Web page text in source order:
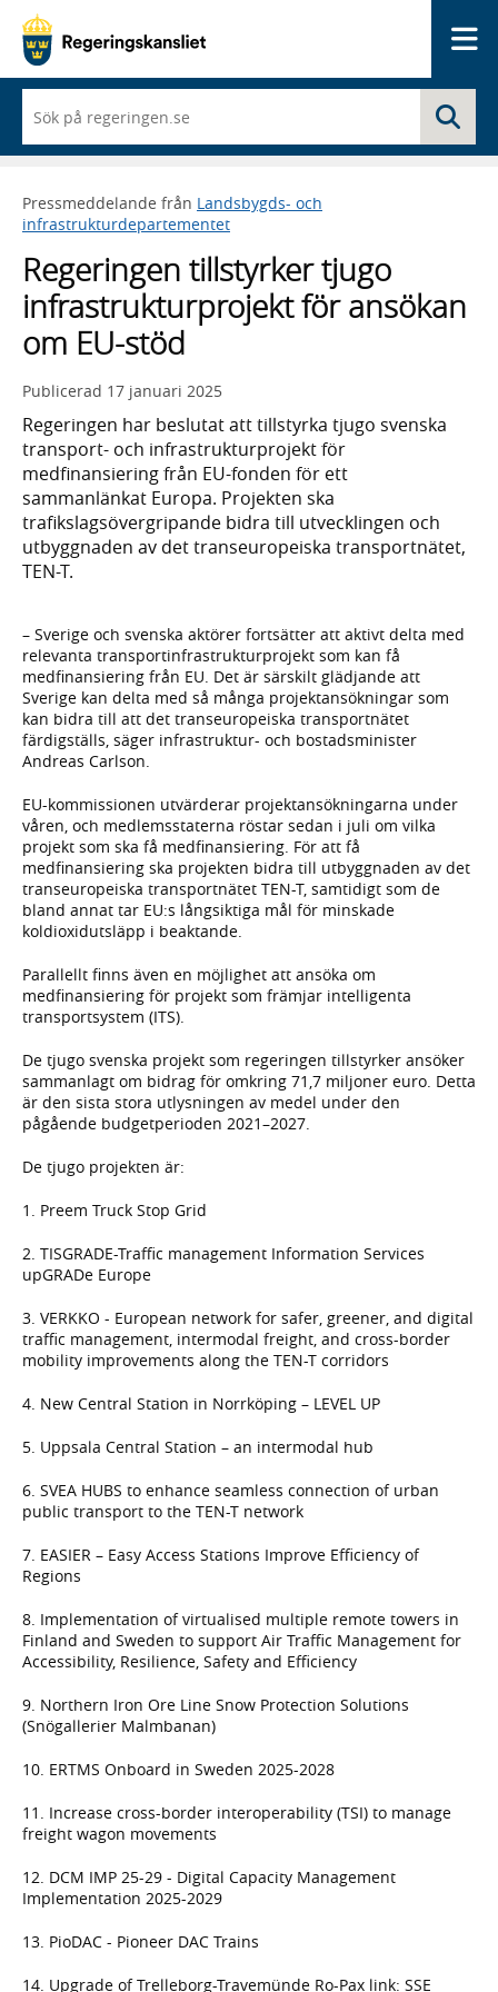
du
börjar
skriva
framträder
en
med
sökförslag
Pressmeddelande från Landsbygds- och
infrastrukturdepartementet
Regeringen tillstyrker tjugo
infrastrukturprojekt för ansökan
om EU-stöd
Publicerad 17 januari 2025
Regeringen har beslutat att tillstyrka tjugo svenska
transport- och infrastrukturprojekt för
medfinansiering från EU-fonden för ett
sammanlänkat Europa. Projekten ska
trafikslagsövergripande bidra till utvecklingen och
utbyggnaden av det transeuropeiska transportnätet,
TEN-T.
– Sverige och svenska aktörer fortsätter att aktivt delta med
relevanta transportinfrastrukturprojekt som kan få
medfinansiering från EU. Det är särskilt glädjande att
Sverige kan delta med så många projektansökningar som
kan bidra till att det transeuropeiska transportnätet
färdigställs, säger infrastruktur- och bostadsminister
Andreas Carlson.
EU-kommissionen utvärderar projektansökningarna under
våren, och medlemsstaterna röstar sedan i juli om vilka
projekt som ska få medfinansiering. För att få
medfinansiering ska projekten bidra till utbyggnaden av det
transeuropeiska transportnätet TEN-T, samtidigt som de
bland annat tar EU:s långsiktiga mål för minskade
koldioxidutsläpp i beaktande.
Parallellt finns även en möjlighet att ansöka om
medfinansiering för projekt som främjar intelligenta
transportsystem (ITS).
De tjugo svenska projekt som regeringen tillstyrker ansöker
sammanlagt om bidrag för omkring 71,7 miljoner euro. Detta
är den sista stora utlysningen av medel under den
pågående budgetperioden 2021–2027.
De tjugo projekten är:
1. Preem Truck Stop Grid
2. TISGRADE-Traffic management Information Services
upGRADe Europe
3. VERKKO - European network for safer, greener, and digital
traffic management, intermodal freight, and cross-border
mobility improvements along the TEN-T corridors
4. New Central Station in Norrköping – LEVEL UP
5. Uppsala Central Station – an intermodal hub
6. SVEA HUBS to enhance seamless connection of urban
public transport to the TEN-T network
7. EASIER – Easy Access Stations Improve Efficiency of
Regions
8. Implementation of virtualised multiple remote towers in
Finland and Sweden to support Air Traffic Management for
Accessibility, Resilience, Safety and Efficiency
9. Northern Iron Ore Line Snow Protection Solutions
(Snögallerier Malmbanan)
10. ERTMS Onboard in Sweden 2025-2028
11. Increase cross-border interoperability (TSI) to manage
freight wagon movements
12. DCM IMP 25-29 - Digital Capacity Management
Implementation 2025-2029
13. PioDAC - Pioneer DAC Trains
14. Upgrade of Trelleborg-Travemünde Ro-Pax link: SSE